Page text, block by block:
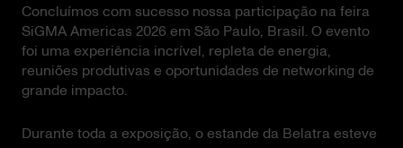
Concluímos com sucesso nossa participação na feira
SiGMA Americas 2026 em São Paulo, Brasil. O evento
foi uma experiência incrível, repleta de energia,
reuniões produtivas e oportunidades de networking de
grande impacto.
Durante toda a exposição, o estande da Belatra esteve